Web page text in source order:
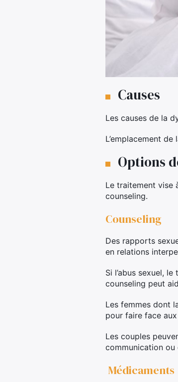
Causes
Les causes de la
L’emplacement
Options
Le traitement vise
counseling.
Counseling
Des rapports
en relations
Si l’abus sexuel,
counseling peut
Les femmes dont
pour faire face
Les couples
communication ou
Médicaments